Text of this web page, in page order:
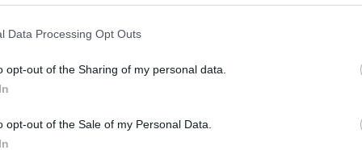
Data Processing Opt Outs
opt-out of the Sharing of my personal data.
opt-out of the Sale of my Personal Data.
volt, a magyar mellett a zene egyetemes
György Liszt, Bartók, Kodály, Dohnányi, Weiner
amely nem csupán az örökség őrzője, de a
Martonyi János.
hogy elkísérték erre az ünnepi alkalomra. A
a Londoni Szimfonikusok patrónusaként